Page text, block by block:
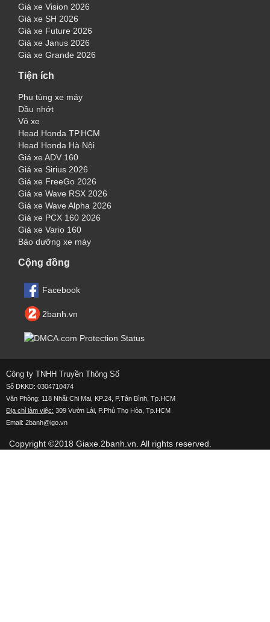
Giá xe Vision 2026
Giá xe SH 2026
Giá xe Future 2026
Giá xe Janus 2026
Giá xe Grande 2026
Tiện ích
Phụ tùng xe máy
Dầu nhớt
Vỏ xe
Head Honda TP.HCM
Head Honda Hà Nội
Giá xe ADV 160
Giá xe Sirius 2026
Giá xe FreeGo 2026
Giá xe Wave RSX 2026
Giá xe Wave Alpha 2026
Giá xe PCX 160 2026
Giá xe Vario 160
Bảo dưỡng xe máy
Cộng đồng
Facebook
2banh.vn
Công ty TNHH Truyền Thông Số
Số ĐKKD: 0304710474
Văn Phòng: 118 Nhất Chi Mai, KP.24, P.Tân Bình, Tp.HCM
Địa chỉ làm việc: 309 Vườn Lài, P.Phú Thọ Hòa, Tp.HCM
Email: 2banh@igo.vn
Copyright ©2018 Giaxe.2banh.vn . All rights reserved.